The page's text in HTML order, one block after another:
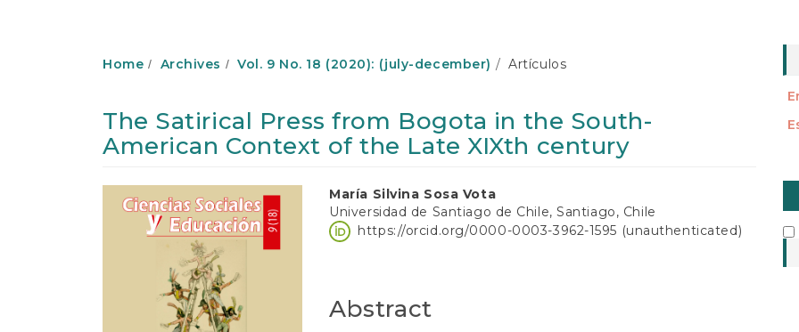
Home Archives Vol. 9 No. 18 (2020): (july-december) Artículos
The Satirical Press from Bogota in the South-
American Context of the Late XIXth century
Article
Sidebar
Main
Article
María Silvina Sosa Vota
Universidad de Santiago de Chile, Santiago, Chile
https://orcid.org/0000-0003-3962-1595 (unauthenticated)
Abstract
a